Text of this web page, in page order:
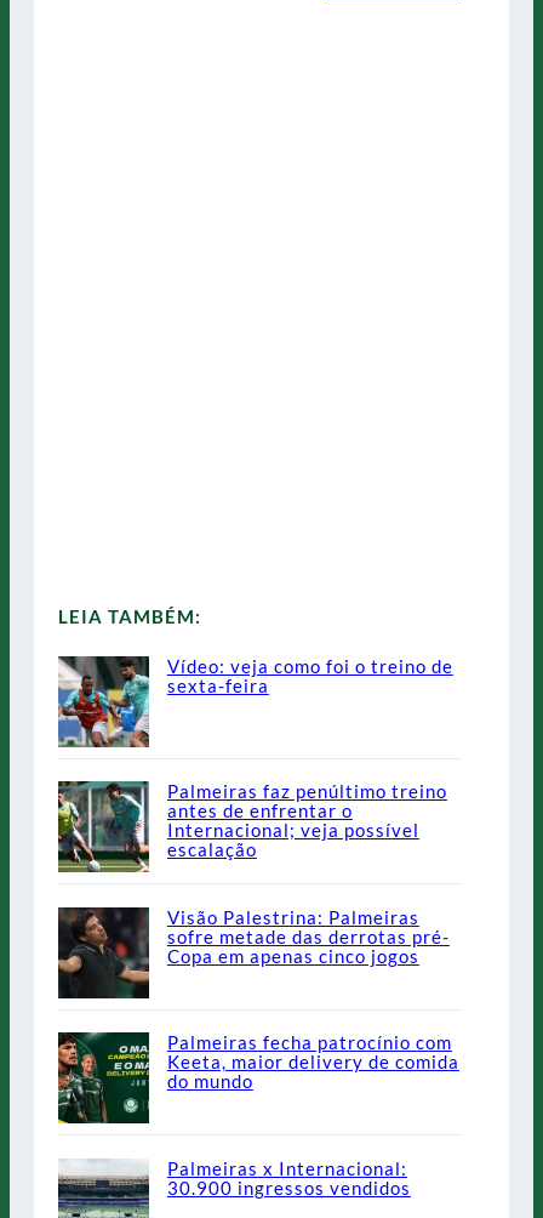
LEIA TAMBÉM:
Vídeo: veja como foi o treino de
sexta-feira
Palmeiras faz penúltimo treino
antes de enfrentar o
Internacional; veja possível
escalação
Visão Palestrina: Palmeiras
sofre metade das derrotas pré-
Copa em apenas cinco jogos
Palmeiras fecha patrocínio com
Keeta, maior delivery de comida
do mundo
Palmeiras x Internacional:
30.900 ingressos vendidos